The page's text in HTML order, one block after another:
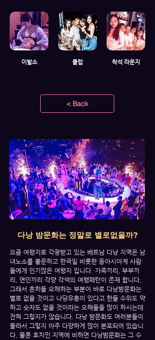
이발소 클럽 착석 라운지
< Back
다낭 밤문화는 정말로 별로없을까?
요즘 여행지로 각광받고 있는 베트남 다낭 지역은 남
녀노소를 불문하고 한국일 비롯한 동아시아계 사람
들에게 인기많은 여행지 입니다. 가족끼리, 부부끼
리, 연인끼리 각양 각색의 여행패턴이 존재 합니다,
그래서 흔히들 오해하는 부분이 바로 다낭밤문화는
별로 없을 것이고 나당유흥이 있다고 한들 수위도 약
하고 숫자도 없을 것이라는 오해들을 많이 하시는데
전혀 그렇지가 않습니다. 다낭 밤문화도 여러분들이
몰라서 그렇지 아주 다양하게 많이 분포되어 있습니
다, 물론 호치민 지역에 비하면 다낭밤문화는 그 수